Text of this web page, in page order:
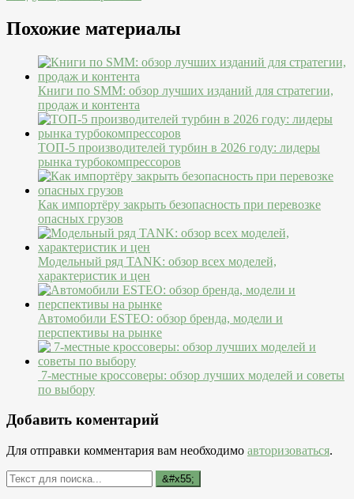
Похожие материалы
Книги по SMM: обзор лучших изданий для стратегии,
продаж и контента
ТОП-5 производителей турбин в 2026 году: лидеры
рынка турбокомпрессоров
Как импортёру закрыть безопасность при перевозке
опасных грузов
Модельный ряд TANK: обзор всех моделей,
характеристик и цен
Автомобили ESTEO: обзор бренда, модели и
перспективы на рынке
7-местные кроссоверы: обзор лучших моделей и советы
по выбору
Добавить коментарий
Для отправки комментария вам необходимо авторизоваться.